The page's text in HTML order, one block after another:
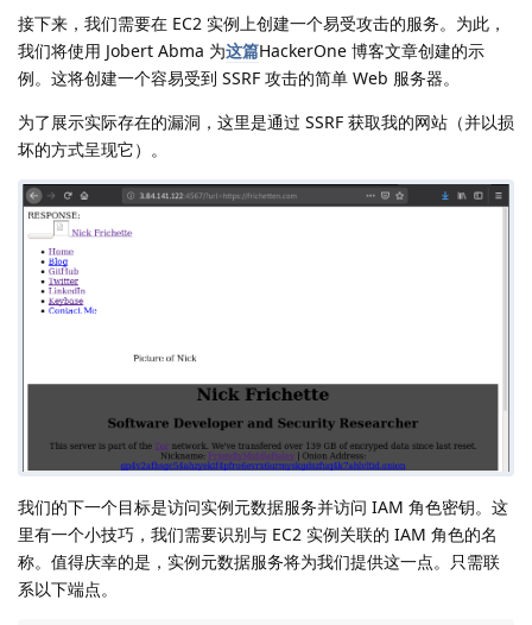
接下来，我们需要在 EC2 实例上创建一个易受攻击的服务。为此，
我们将使用 Jobert Abma 为这篇HackerOne 博客文章创建的示
例。这将创建一个容易受到 SSRF 攻击的简单 Web 服务器。
为了展示实际存在的漏洞，这里是通过 SSRF 获取我的网站（并以损
坏的方式呈现它）。
我们的下一个目标是访问实例元数据服务并访问 IAM 角色密钥。这
里有一个小技巧，我们需要识别与 EC2 实例关联的 IAM 角色的名
称。值得庆幸的是，实例元数据服务将为我们提供这一点。只需联
系以下端点。